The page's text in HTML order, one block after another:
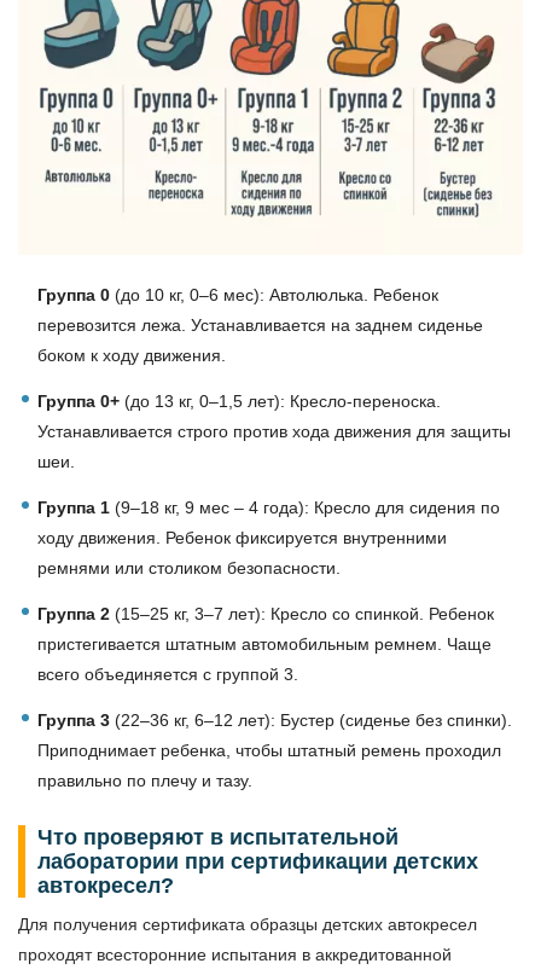
Группа 0 (до 10 кг, 0–6 мес): Автолюлька. Ребенок
перевозится лежа. Устанавливается на заднем сиденье
боком к ходу движения.
Группа 0+ (до 13 кг, 0–1,5 лет): Кресло-переноска.
Устанавливается строго против хода движения для защиты
шеи.
Группа 1 (9–18 кг, 9 мес – 4 года): Кресло для сидения по
ходу движения. Ребенок фиксируется внутренними
ремнями или столиком безопасности.
Группа 2 (15–25 кг, 3–7 лет): Кресло со спинкой. Ребенок
пристегивается штатным автомобильным ремнем. Чаще
всего объединяется с группой 3.
Группа 3 (22–36 кг, 6–12 лет): Бустер (сиденье без спинки).
Приподнимает ребенка, чтобы штатный ремень проходил
правильно по плечу и тазу.
Что проверяют в испытательной
лаборатории при сертификации детских
автокресел?
Для получения сертификата образцы детских автокресел
проходят всесторонние испытания в аккредитованной